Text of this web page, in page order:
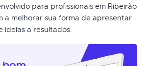
para profissionais em Ribeirão
a melhorar sua forma de apresentar
ideias a resultados.